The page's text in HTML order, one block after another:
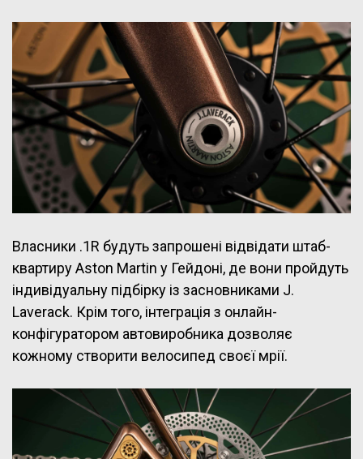
Власники .1R будуть запрошені відвідати штаб-
квартиру Aston Martin у Гейдоні, де вони пройдуть
індивідуальну підбірку із засновниками J.
Laverack. Крім того, інтеграція з онлайн-
конфігуратором автовиробника дозволяє
кожному створити велосипед своєї мрії.